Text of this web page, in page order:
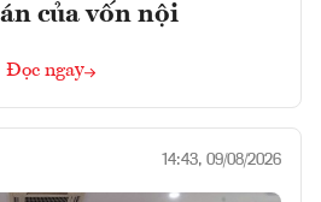
của vốn nội
Đọc ngay
14:43, 09/08/2026